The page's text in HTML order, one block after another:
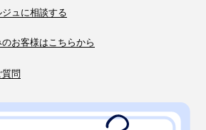
ジュに相談する
のお客様はこちらから
質問